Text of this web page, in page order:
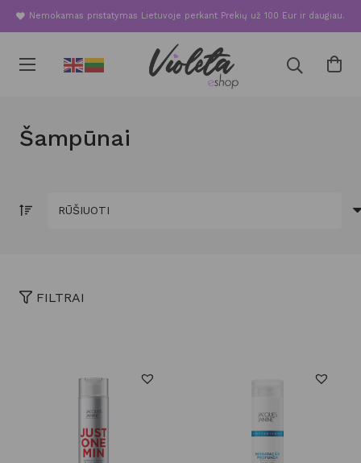
Nemokamas pristatymas Lietuvoje perkant Prekių už 100 Eur ir daugiau.
Šampūnai
FILTRAI